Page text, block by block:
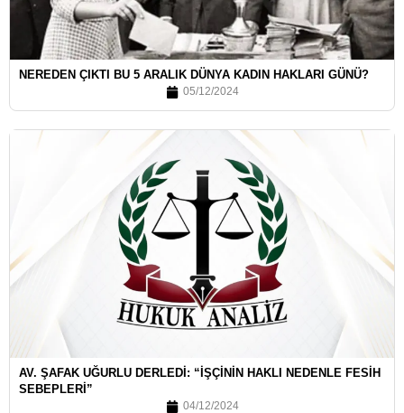
NEREDEN ÇIKTI BU 5 ARALIK DÜNYA KADIN HAKLARI GÜNÜ?
05/12/2024
AV. ŞAFAK UĞURLU DERLEDI: “İŞÇININ HAKLI NEDENLE FESIH
SEBEPLERI”
04/12/2024